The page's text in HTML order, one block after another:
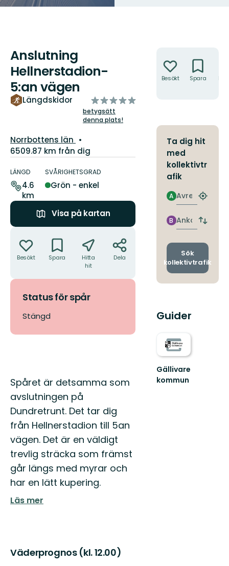
Anslutning
Hellnerstadion-
5:an vägen
Längdskidor
av
5
stjärnor
betygsätt
denna plats!
Län:
Norrbottens län
6509.87 km från dig
om
leden
LÄNGD
4.6
km
SVÅRIGHETSGRAD
Grön - enkel
Visa på kartan
Besökt Spara
Hitta
hit
Dela
Status för spår
Stängd
Beskrivning
Spåret är detsamma som
avslutningen på
Dundretrunt. Det tar dig
från Hellnerstadion till 5an
vägen. Det är en väldigt
trevlig sträcka som främst
går längs med myrar och
har en lätt kupering.
Läs mer
Väderprognos (kl. 12.00)
Besökt Spara
Ta dig hit
med
kollektivtr
afik
Avresa
A
Hitta
Ankomst
B
Byt
och
Sök
kollektivtrafik
Guider
Gällivare
kommun